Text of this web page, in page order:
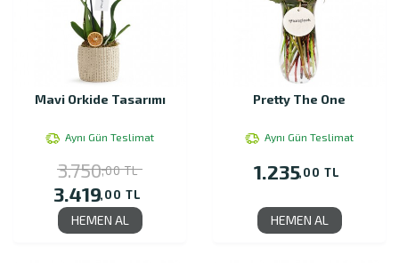
Mavi Orkide Tasarımı
Aynı Gün Teslimat
3.750,00 TL
3.419,00 TL
HEMEN AL
Pretty The One
Aynı Gün Teslimat
1.235,00 TL
HEMEN AL